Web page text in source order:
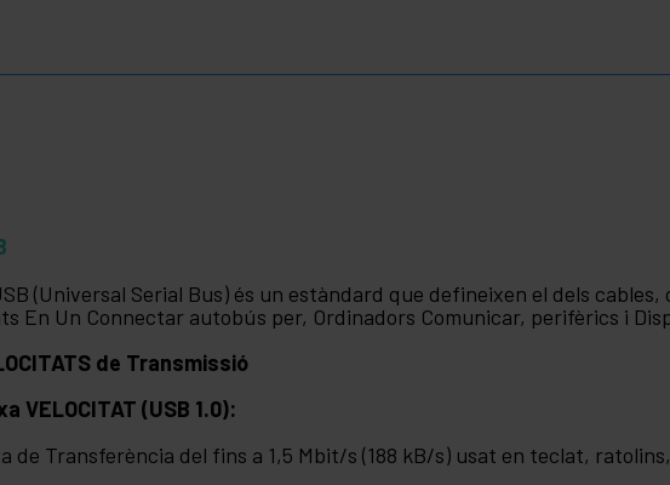
(Universal Serial Bus) és un estàndard que defineixen el dels
En Un Connectar autobús per, Ordinadors Comunicar, perifèrics i
de Transmissió
VELOCITAT (USB 1.0):
de Transferència del fins a 1,5 Mbit/s (188 kB/s) usat en teclat,